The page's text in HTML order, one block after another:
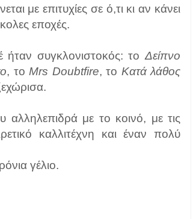
με επιτυχίες σε ό,τι κι αν κάνει
εποχές.
ήταν συγκλονιστοκός: το Δείπνο
, το Mrs Doubtfire, το Κατά λάθος
με το κοινό, με τις
καλλιτέχνη και έναν πολύ
γέλιο.